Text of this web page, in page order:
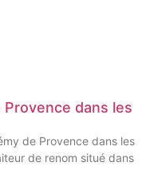
dans les
de Provence dans les
de renom situé dans